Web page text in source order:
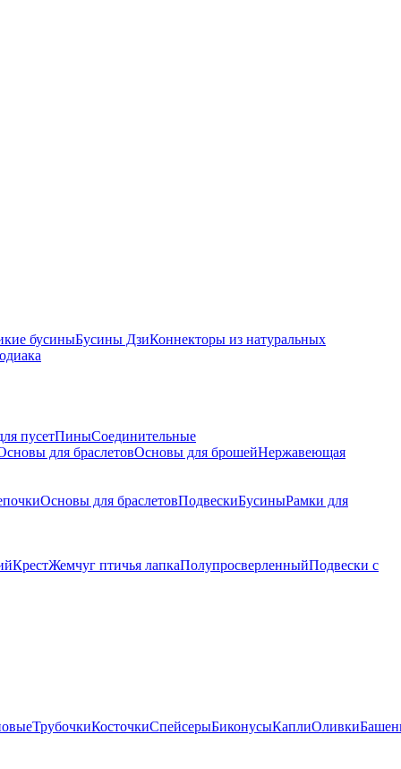
бусиныБусины ДзиКоннекторы из натуральных
пусетПиныСоединительные
для браслетовОсновы для брошейНержавеющая
Основы для браслетовПодвескиБусиныРамки для
КрестЖемчуг птичья лапкаПолупросверленныйПодвески с
ТрубочкиКосточкиСпейсерыБиконусыКаплиОливки